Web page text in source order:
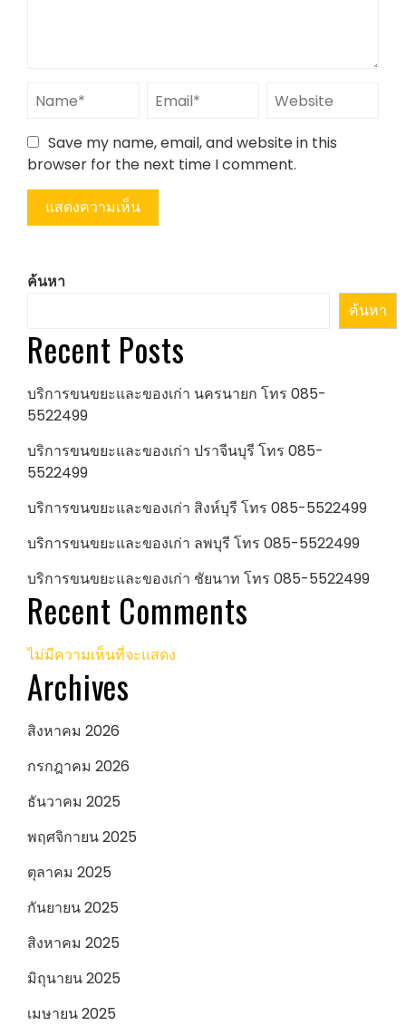
Save my name, email, and website in this
browser for the next time I comment.
ค้นหา
ค้นหา
Recent Posts
บริการขนขยะและของเก่า นครนายก โทร 085-
5522499
บริการขนขยะและของเก่า ปราจีนบุรี โทร 085-
5522499
บริการขนขยะและของเก่า สิงห์บุรี โทร 085-5522499
บริการขนขยะและของเก่า ลพบุรี โทร 085-5522499
บริการขนขยะและของเก่า ชัยนาท โทร 085-5522499
Recent Comments
ไม่มีความเห็นที่จะแสดง
Archives
สิงหาคม 2026
กรกฎาคม 2026
ธันวาคม 2025
พฤศจิกายน 2025
ตุลาคม 2025
กันยายน 2025
สิงหาคม 2025
มิถุนายน 2025
เมษายน 2025